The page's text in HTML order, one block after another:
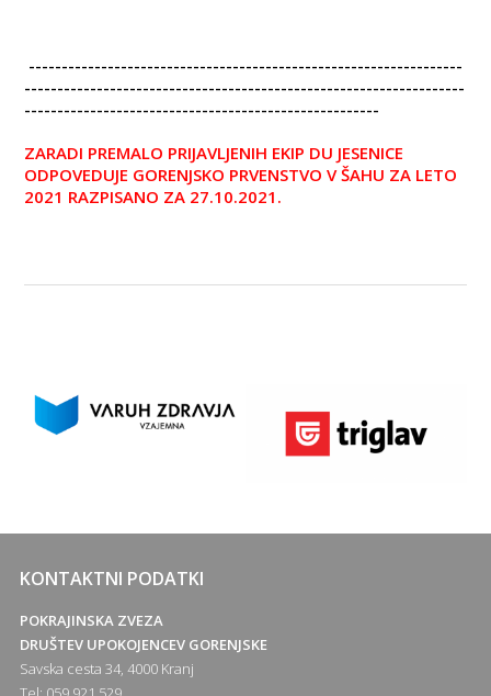
------------------------------------------------------------------
-------------------------------------------------------------------
------------------------------------------------------
ZARADI PREMALO PRIJAVLJENIH EKIP DU JESENICE
ODPOVEDUJE GORENJSKO PRVENSTVO V ŠAHU ZA LETO
2021 RAZPISANO ZA 27.10.2021.
KONTAKTNI PODATKI
POKRAJINSKA ZVEZA
DRUŠTEV UPOKOJENCEV GORENJSKE
Savska cesta 34, 4000 Kranj